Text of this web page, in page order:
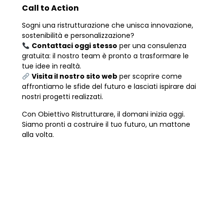
Call to Action
Sogni una ristrutturazione che unisca innovazione,
sostenibilità e personalizzazione?
Contattaci oggi stesso per una consulenza
gratuita: il nostro team è pronto a trasformare le
tue idee in realtà.
Visita il nostro sito webper scoprire come
affrontiamo le sfide del futuro e lasciati ispirare dai
nostri progetti realizzati.
Con Obiettivo Ristrutturare, il domani inizia oggi.
Siamo pronti a costruire il tuo futuro, un mattone
alla volta.